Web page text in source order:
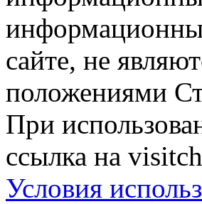
сайте, не
положениями
При
ссылка на
Условия